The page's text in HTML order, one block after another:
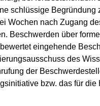
schlüssige Begründung
Wochen nach Zugang
Beschwerden über
eingehende
des
der
bzw. das für die